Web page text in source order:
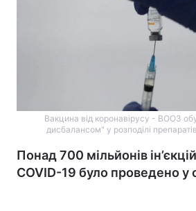
Вакцина від коронавірусу - ВООЗ
дисбалансом" у розподілі
Понад 700 мільйонів
COVID-19 було проведено у